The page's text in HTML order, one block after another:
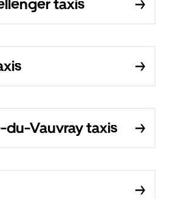
taxis
du-Vauvray taxis